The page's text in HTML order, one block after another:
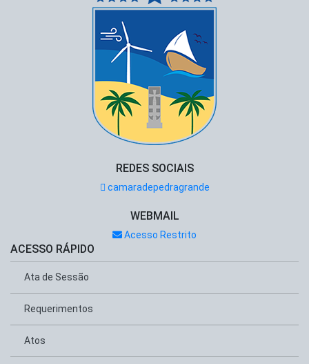
REDES SOCIAIS
camaradepedragrande
WEBMAIL
Acesso Restrito
ACESSO RÁPIDO
Ata de Sessão
Requerimentos
Atos